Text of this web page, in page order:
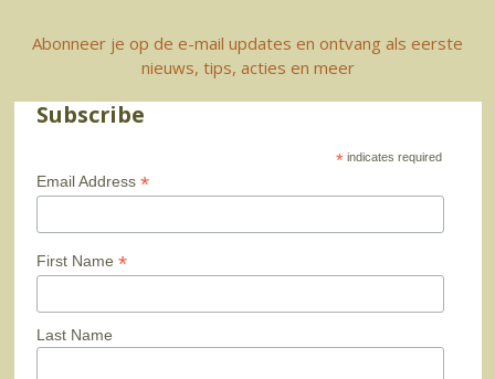
Abonneer je op de e-mail updates en ontvang als eerste
nieuws, tips, acties en meer
Subscribe
* indicates required
Email Address *
First Name *
Last Name